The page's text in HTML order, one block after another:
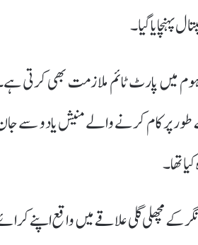
پہنچایا گیا۔
میں پارٹ ٹائم ملازمت بھی کرتی
طور پر کام کرنے والے منیش یادو سے
تھا۔
مچھلی گلی علاقے میں واقع اپنے